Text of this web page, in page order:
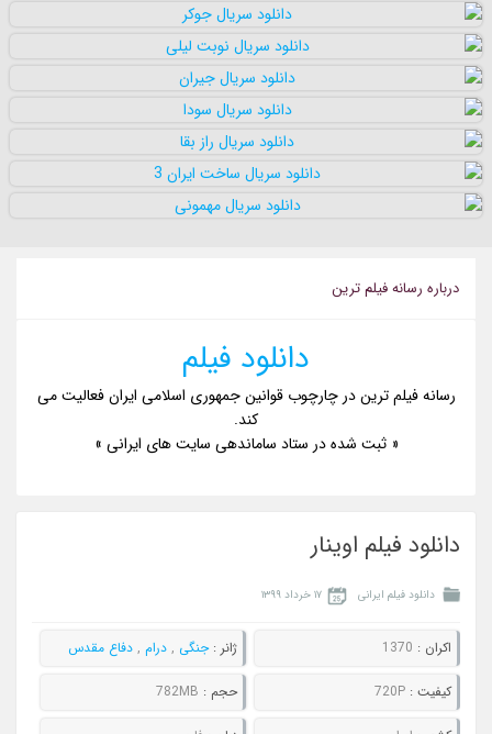
درباره رسانه فيلم ترين
دانلود فیلم
رسانه فیلم ترین در چارچوب قوانین جمهوری اسلامی ایران فعالیت می
کند.
« ثبت شده در ستاد ساماندهی سایت های ایرانی »
دانلود فیلم اوینار
دانلود فیلم ایرانی ۱۷ خرداد ۱۳۹۹
اکران : 1370 ژانر :جنگی , درام , دفاع مقدس
کيفيت :720P حجم : 782MB